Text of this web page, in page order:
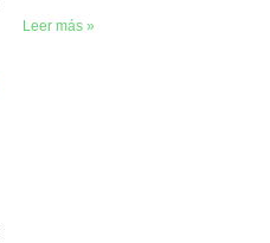
Leer más »